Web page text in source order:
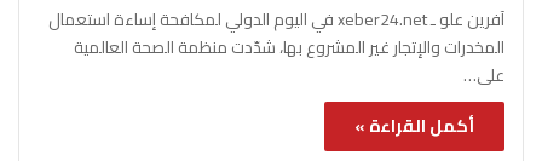
آفرين علو ـ xeber24.net في اليوم الدولي لمكافحة إساءة استعمال
المخدرات والإتجار غير المشروع بها، شدّدت منظمة الصحة العالمية
على…
أكمل القراءة »